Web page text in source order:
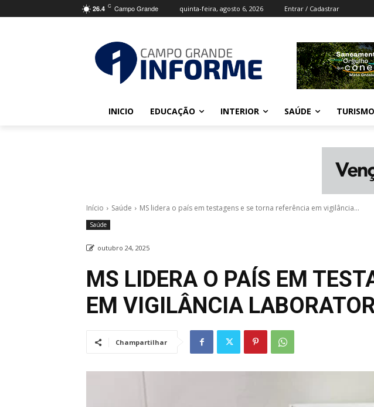
26.4 C Campo Grande quinta-feira, agosto 6, 2026 Entrar / Cadastrar
INICIO EDUCAÇÃO INTERIOR SAÚDE TURISMO
Início Saúde MS lidera o país em testagens e se torna referência em vigilância...
Saúde
outubro 24, 2025
MS LIDERA O PAÍS EM
EM VIGILÂNCIA
Champartilhar